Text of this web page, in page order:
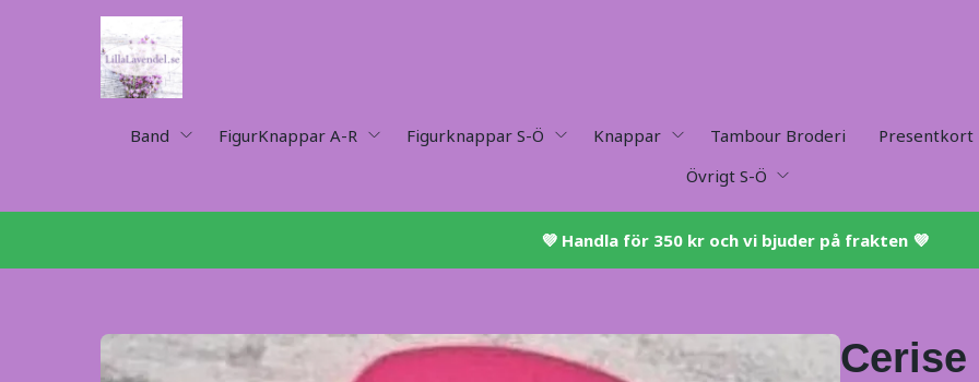
Band FigurKnappar A-R Figurknappar S-Ö Knappar Tambour Broderi Presentkort
Övrigt S-Ö
💜 ​Handla för 350 kr och vi bjuder på frakten 💜​